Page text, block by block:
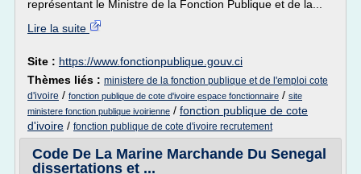
représentant le Ministre de la Fonction Publique et de la...
Lire la suite
Site : https://www.fonctionpublique.gouv.ci
Thèmes liés : ministere de la fonction publique et de l'emploi cote
d'ivoire / fonction publique de cote d'ivoire espace fonctionnaire / site
ministere fonction publique ivoirienne / fonction publique de cote
d'ivoire / fonction publique de cote d'ivoire recrutement
Code De La Marine Marchande Du Senegal
dissertations et ...